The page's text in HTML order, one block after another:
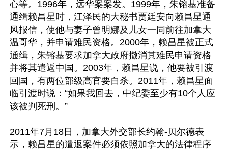
心等。1996年，远华案案发。1999年，朱镕基准备
通缉赖昌星时，江泽民的大秘书贾廷安向赖昌星通
风报信，使他与妻子曾明娜及儿女一同前往加拿大
温哥华，并申请难民资格。2000年，赖昌星被正式
通缉，朱镕基要求加拿大政府撤消其难民申请资格
并将其遣返中国。2003年，赖昌星说，他要被引渡
回国，有两位部级高官要自杀。2011年，赖昌星面
临引渡时说：“如果我回去，中纪委至少有10个人应
该被判死刑。”
2011年7月18日，加拿大外交部长约翰-贝尔德表
示，赖昌星的遣返案件必须依照加拿大的法律程序